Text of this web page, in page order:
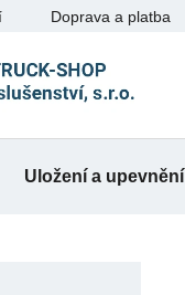
Doprava a platba
Uložení a